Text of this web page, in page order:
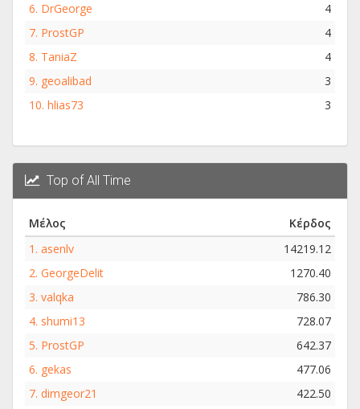
6. DrGeorge
4
7. ProstGP
4
8. TaniaZ
4
9. geoalibad
3
10. hlias73 3
Top of All Time
Μέλος
Κέρδος
1. asenlv
14219.12
2. GeorgeDelit
1270.40
3. valqka
786.30
4. shumi13
728.07
5. ProstGP
642.37
6. gekas
477.06
7. dimgeor21
422.50